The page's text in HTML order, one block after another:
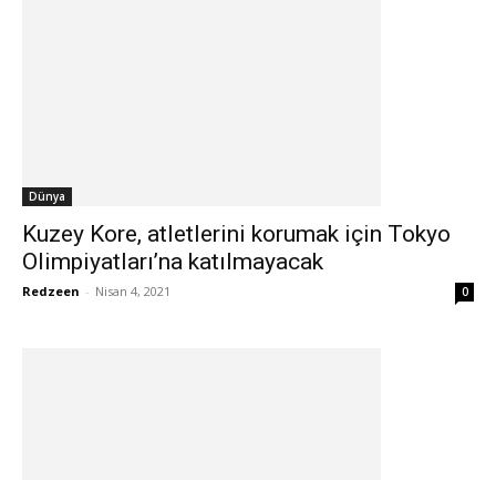
Dünya
Kuzey Kore, atletlerini korumak için Tokyo
Olimpiyatları’na katılmayacak
Redzeen - Nisan 4, 2021 0